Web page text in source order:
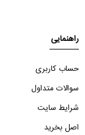
راهنمایی
حساب کاربری
سوالات متداول
شرایط سایت
اصل بخرید